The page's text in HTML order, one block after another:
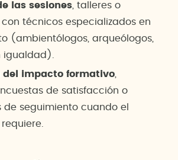
las sesiones , talleres o
técnicos especializados en
(ambientólogos, arqueólogos,
igualdad).
del impacto formativo
de satisfacción o
de seguimiento cuando el